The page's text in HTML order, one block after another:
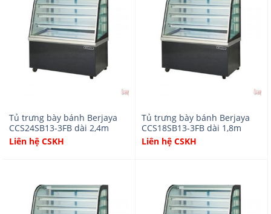
Tủ trưng bày bánh Berjaya
CCS24SB13-3FB dài 2,4m
Liên hệ CSKH
Tủ trưng bày bánh Berjaya
CCS18SB13-3FB dài 1,8m
Liên hệ CSKH